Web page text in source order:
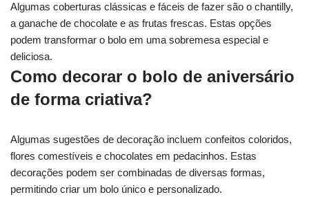
Algumas coberturas clássicas e fáceis de fazer são o chantilly,
a ganache de chocolate e as frutas frescas. Estas opções
podem transformar o bolo em uma sobremesa especial e
deliciosa.
Como decorar o bolo de aniversário
de forma criativa?
Algumas sugestões de decoração incluem confeitos coloridos,
flores comestíveis e chocolates em pedacinhos. Estas
decorações podem ser combinadas de diversas formas,
permitindo criar um bolo único e personalizado.